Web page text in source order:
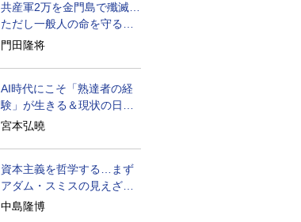
共産軍2万を金門島で殲滅…
ただし一般人の命を守る軍
人の本義を重視
門田隆将
AI時代にこそ「熟達者の経
験」が生きる＆現状の日本
経済の実情は
宮本弘曉
資本主義を哲学する…まず
アダム・スミスの見えざる
手と道徳感情論
中島隆博